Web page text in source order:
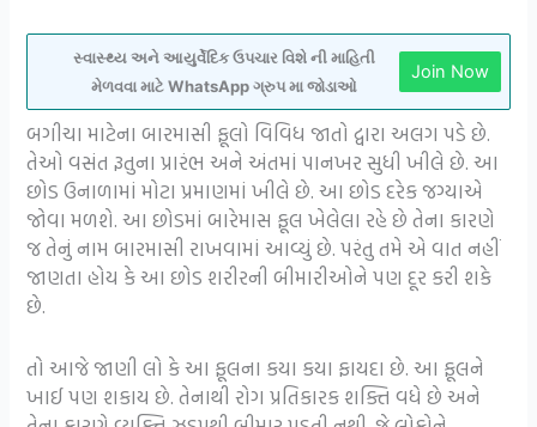
સ્વાસ્થ્ય અને આયુર્વેદિક ઉપચાર વિશે ની માહિતી
મેળવવા માટે WhatsApp ગ્રુપ મા જોડાઓ
Join Now
બગીચા માટેના બારમાસી ફૂલો વિવિધ જાતો દ્વારા અલગ પડે છે.
તેઓ વસંત રૂતુના પ્રારંભ અને અંતમાં પાનખર સુધી ખીલે છે. આ
છોડ ઉનાળામાં મોટા પ્રમાણમાં ખીલે છે. આ છોડ દરેક જગ્યાએ
જોવા મળશે. આ છોડમાં બારેમાસ ફૂલ ખેલેલા રહે છે તેના કારણે
જ તેનું નામ બારમાસી રાખવામાં આવ્યું છે. પરંતુ તમે એ વાત નહીં
જાણતા હોય કે આ છોડ શરીરની બીમારીઓને પણ દૂર કરી શકે
છે.
તો આજે જાણી લો કે આ ફૂલના કયા કયા ફાયદા છે. આ ફૂલને
ખાઈ પણ શકાય છે. તેનાથી રોગ પ્રતિકારક શક્તિ વધે છે અને